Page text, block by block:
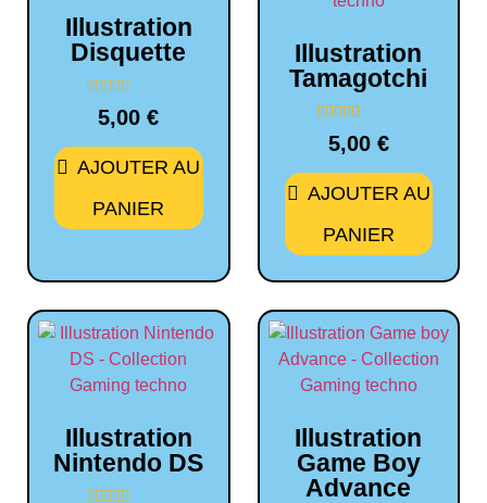
Illustration
Disquette
Note
5,00€
AJOUTER AU
PANIER
Illustration
Tamagotchi
Noté
5.00
client
5,00 €
AJOUTER AU
PANIER
Illustration
Nintendo DS
Illustration
Game Boy
Advance